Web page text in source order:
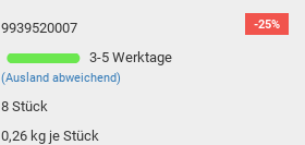
-25%
9939520007
3-5 Werktage
(Ausland abweichend)
8Stück
0,26 kg je Stück